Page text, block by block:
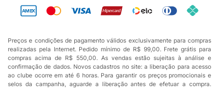
Preços e condições de pagamento válidos exclusivamente para compras
realizadas pela Internet. Pedido mínimo de R$ 99,00. Frete grátis para
compras acima de R$ 550,00. As vendas estão sujeitas à análise e
confirmação de dados. Novos cadastros no site: a liberação para acesso
ao clube ocorre em até 6 horas. Para garantir os preços promocionais e
selos da campanha, aguarde a liberação antes de efetuar a compra.